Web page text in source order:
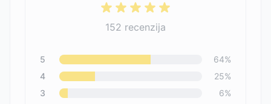
152 recenzija
5 64%
4
25%
3
6%